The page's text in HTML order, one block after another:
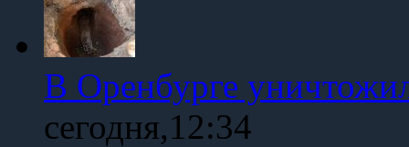
В Оренбурге
сегодня,12:34